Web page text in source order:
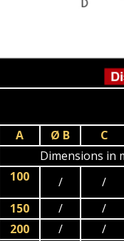
A Ø B C
Dimensions in
100 / /
150
/ /
200
/ /